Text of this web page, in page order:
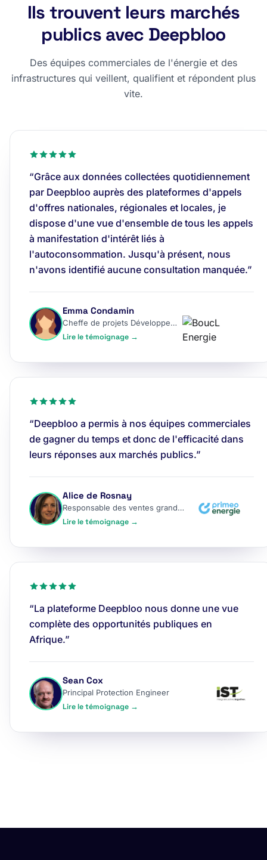
Ils trouvent leurs marchés
publics avec Deepbloo
Des équipes commerciales de l'énergie et des
infrastructures qui veillent, qualifient et répondent plus
vite.
“Grâce aux données collectées quotidiennement
par Deepbloo auprès des plateformes d'appels
d'offres nationales, régionales et locales, je
dispose d'une vue d'ensemble de tous les appels
à manifestation d'intérêt liés à
l'autoconsommation. Jusqu'à présent, nous
n'avons identifié aucune consultation manquée.”
Emma Condamin
Cheffe de projets Développement
Lire le témoignage →
“Deepbloo a permis à nos équipes commerciales
de gagner du temps et donc de l'efficacité dans
leurs réponses aux marchés publics.”
Alice de Rosnay
Responsable des ventes grands comptes
Lire le témoignage →
“La plateforme Deepbloo nous donne une vue
complète des opportunités publiques en
Afrique.”
Sean Cox
Principal Protection Engineer
Lire le témoignage →